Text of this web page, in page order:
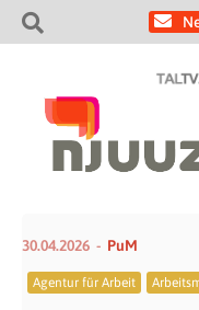
30.04.2026 PuM
Agentur für Arbeit